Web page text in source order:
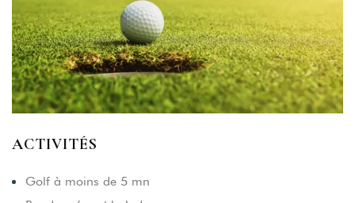
ACTIVITÉS
Golf à moins de 5 mn